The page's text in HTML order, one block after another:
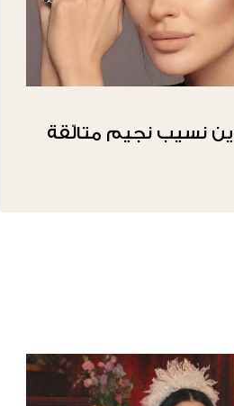
نسيب نجيم متالّقة